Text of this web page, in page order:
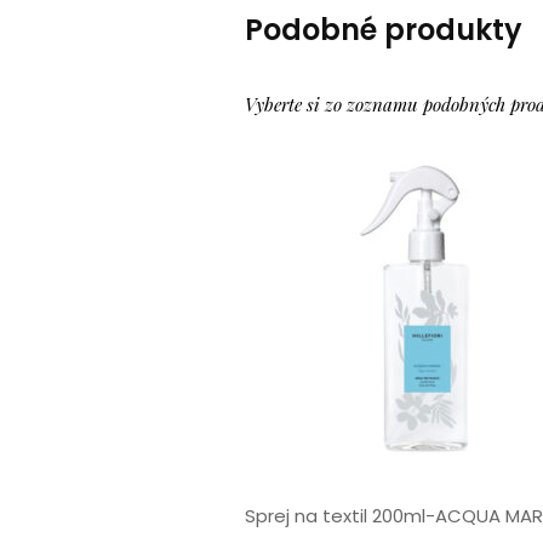
Podobné produkty
Vyberte si zo zoznamu podobných
Sprej na textil 200ml-ACQUA